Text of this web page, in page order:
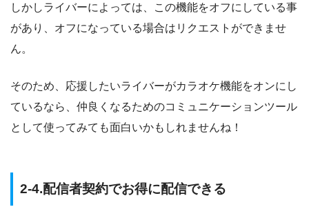
しかしライバーによっては、この機能をオフにしている事
があり、オフになっている場合はリクエストができませ
ん。
そのため、応援したいライバーがカラオケ機能をオンにし
ているなら、仲良くなるためのコミュニケーションツール
として使ってみても面白いかもしれませんね！
2-4.配信者契約でお得に配信できる